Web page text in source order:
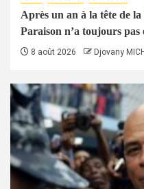
Après un an à la tête de
Paraison n’a toujours
8 août 2026 Djovany